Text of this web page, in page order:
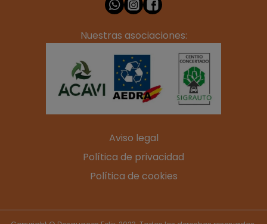
Nuestras asociaciones:
Aviso legal
Política de privacidad
Política de cookies